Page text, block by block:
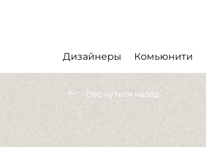
Дизайнеры Комьюнити
Вернуться назад